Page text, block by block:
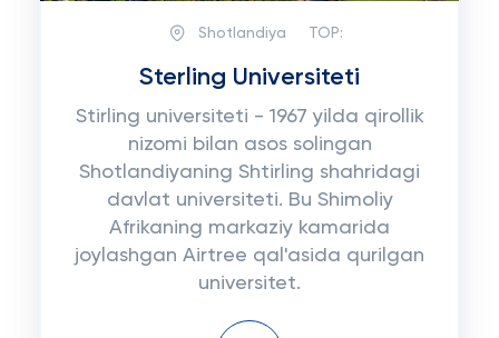
Shotlandiya TOP:
Sterling Universiteti
Stirling universiteti - 1967 yilda qirollik
nizomi bilan asos solingan
Shotlandiyaning Shtirling shahridagi
davlat universiteti. Bu Shimoliy
Afrikaning markaziy kamarida
joylashgan Airtree qal'asida qurilgan
universitet.